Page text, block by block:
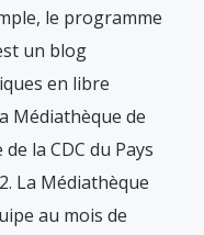
le programme
un blog
en libre
Médiathèque de
la CDC du Pays
La Médiathèque
au mois de